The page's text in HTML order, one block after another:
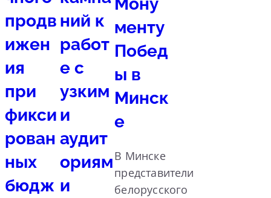
продв
ижен
ия
при
фикси
рован
ных
бюдж
ний к
работ
е с
узким
и
аудит
ориям
и
менту
Побед
ы в
Минск
е
В Минске
представители
белорусского